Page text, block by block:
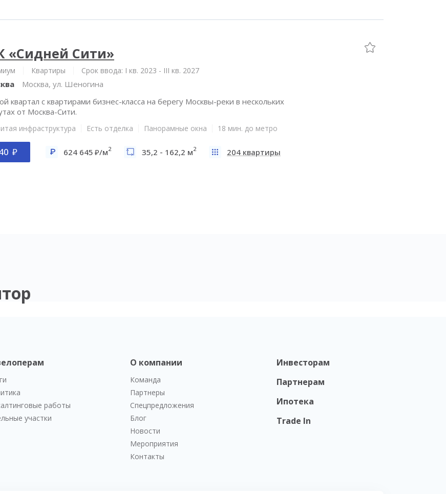
«Сидней Сити»
Квартиры Срок ввода: I кв. 2023 - III кв. 2027
Москва, ул. Шеногина
квартал с квартирами бизнес-класса на берегу Москвы-реки в нескольких
от Москва-Сити.
инфраструктура Есть отделка Панорамные окна 18 мин. до метро
624 645 /м2 35,2 - 162,2 м2 204 квартиры
работы
участки
О компании
Команда
Партнеры
Спецпредложения
Блог
Новости
Мероприятия
Контакты
Инвесторам
Партнерам
Ипотека
Trade In